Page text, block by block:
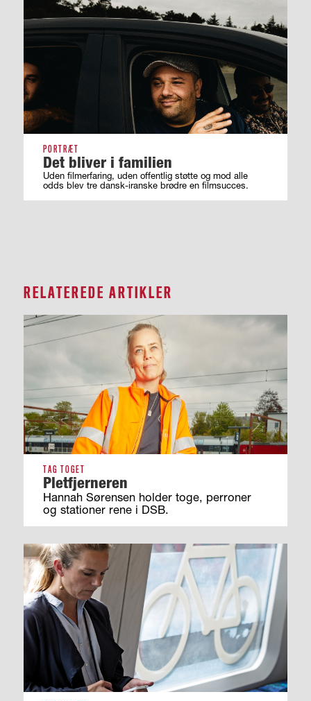
PORTRÆT
Det bliver i familien
Uden filmerfaring, uden offentlig støtte og mod alle
odds blev tre dansk-iranske brødre en filmsucces.
RELATEREDE ARTIKLER
TAG TOGET
Pletfjerneren
Hannah Sørensen holder toge, perroner
og stationer rene i DSB.